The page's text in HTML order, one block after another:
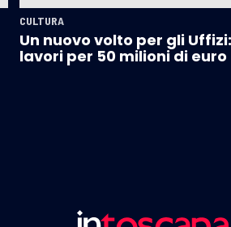
CULTURA
Un nuovo volto per gli
lavori per 50 milioni di euro